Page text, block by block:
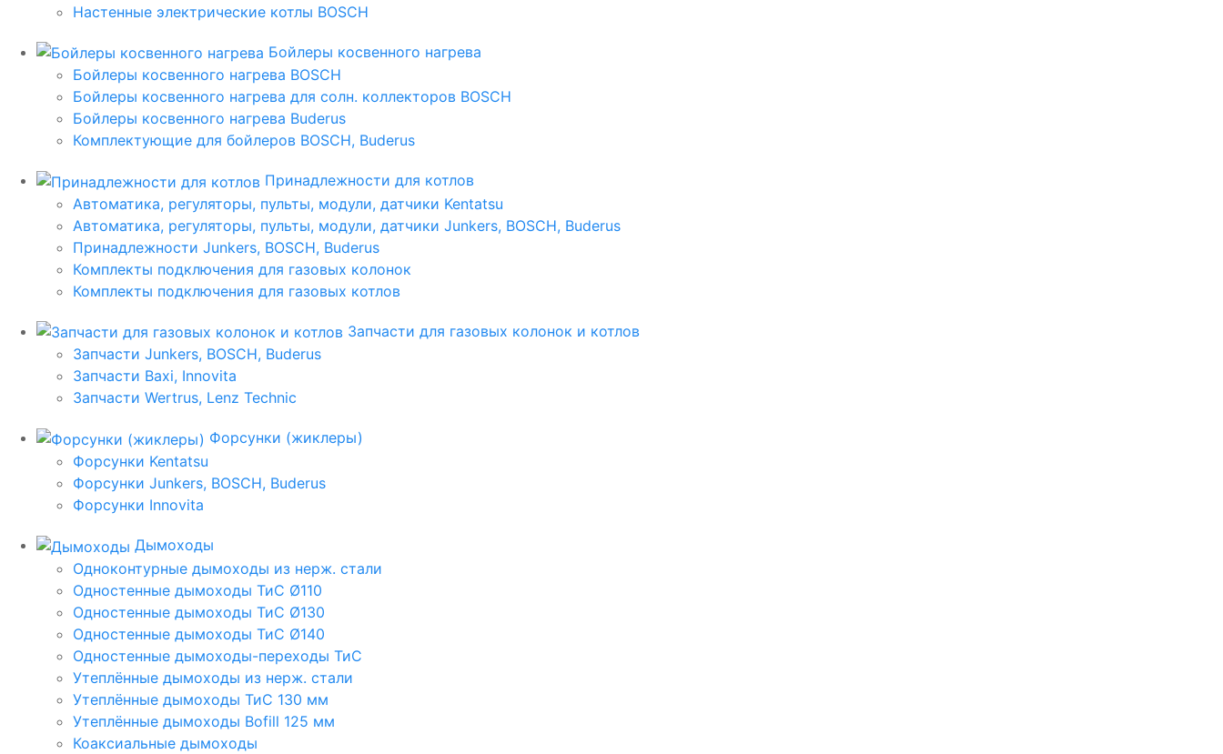
Настенные электрические котлы BOSCH
Бойлеры косвенного нагрева
Бойлеры косвенного нагрева BOSCH
Бойлеры косвенного нагрева для солн. коллекторов BOSCH
Бойлеры косвенного нагрева Buderus
Комплектующие для бойлеров BOSCH, Buderus
Принадлежности для котлов
Автоматика, регуляторы, пульты, модули, датчики Kentatsu
Автоматика, регуляторы, пульты, модули, датчики Junkers, BOSCH, Buderus
Принадлежности Junkers, BOSCH, Buderus
Комплекты подключения для газовых колонок
Комплекты подключения для газовых котлов
Запчасти для газовых колонок и котлов
Запчасти Junkers, BOSCH, Buderus
Запчасти Baxi, Innovita
Запчасти Wertrus, Lenz Technic
Форсунки (жиклеры)
Форсунки Kentatsu
Форсунки Junkers, BOSCH, Buderus
Форсунки Innovita
Дымоходы
Одноконтурные дымоходы из нерж. стали
Одностенные дымоходы ТиС Ø110
Одностенные дымоходы ТиС Ø130
Одностенные дымоходы ТиС Ø140
Одностенные дымоходы-переходы ТиС
Утеплённые дымоходы из нерж. стали
Утеплённые дымоходы ТиС 130 мм
Утеплённые дымоходы Bofill 125 мм
Коаксиальные дымоходы